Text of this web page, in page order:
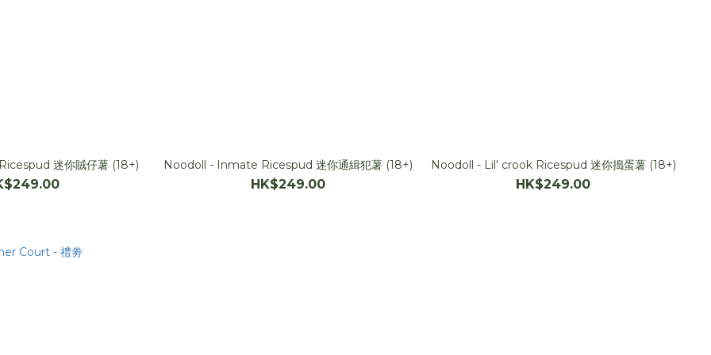
迷你賊仔薯 (18+) Noodoll - Inmate Ricespud 迷你通緝犯薯 (18+)
HK$249.00
Noodoll - Lil' crook Ricespud 迷你搗蛋薯 (18+)
HK$249.00